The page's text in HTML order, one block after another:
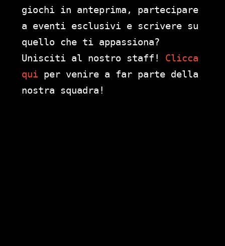
giochi in anteprima, partecipare
a eventi esclusivi e scrivere su
quello che ti appassiona?
Unisciti al nostro staff! Clicca
qui per venire a far parte della
nostra squadra!